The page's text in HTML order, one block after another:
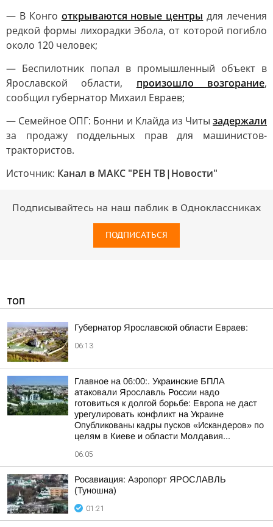
— В Конго открываются новые центры для лечения
редкой формы лихорадки Эбола, от которой погибло
около 120 человек;
— Беспилотник попал в промышленный объект в
Ярославской области, произошло возгорание,
сообщил губернатор Михаил Евраев;
— Семейное ОПГ: Бонни и Клайда из Читы задержали
за продажу поддельных прав для машинистов-
трактористов.
Источник: Канал в МАКС "РЕН ТВ|Новости"
Подписывайтесь на наш паблик в Одноклассниках
ПОДПИСАТЬСЯ
ТОП
Губернатор Ярославской области Евраев:
06:13
Главное на 06:00:. Украинские БПЛА
атаковали Ярославль России надо
готовиться к долгой борьбе: Европа не даст
урегулировать конфликт на Украине
Опубликованы кадры пусков «Искандеров» по
целям в Киеве и области Молдавия...
06:05
Росавиация: Аэропорт ЯРОСЛАВЛЬ
(Туношна)
01:21